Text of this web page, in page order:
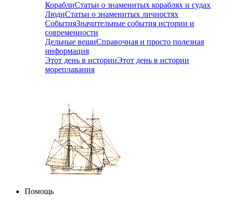
КораблиСтатьи о знаменитых кораблях и судах
ЛюдиСтатьи о знаменитых личностях
СобытияЗначительные события истории и
современности
Дельные вещиСправочная и просто полезная
информация
Этот день в историиЭтот день в истории
мореплавания
Помощь